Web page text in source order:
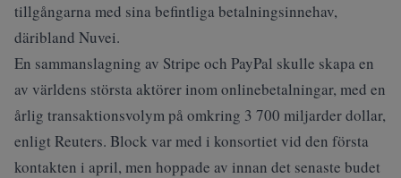
tillgångarna med sina befintliga betalningsinnehav,
däribland Nuvei.
En sammanslagning av Stripe och PayPal skulle skapa en
av världens största aktörer inom onlinebetalningar, med en
årlig transaktionsvolym på omkring 3 700 miljarder dollar,
enligt Reuters. Block var med i konsortiet vid den första
kontakten i april, men hoppade av innan det senaste budet